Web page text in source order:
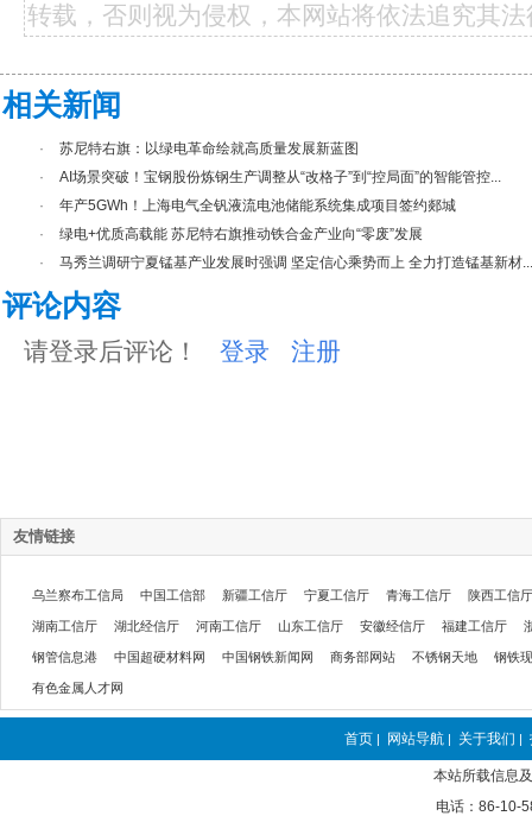
转载，否则视为侵权，本网站将依法追究其
相关新闻
·
苏尼特右旗：以绿电革命绘就高质量发展新蓝图
·
AI场景突破！宝钢股份炼钢生产调整从“改格子”到“控局面”的智能管控...
·
年产5GWh！上海电气全钒液流电池储能系统集成项目签约郯城
·
绿电+优质高载能 苏尼特右旗推动铁合金产业向“零废”发展
·
马秀兰调研宁夏锰基产业发展时强调 坚定信心乘势而上 全力打造锰基新材...
评论内容
请登录后评论！ 登录 注册
友情链接
乌兰察布工信局 中国工信部 新疆工信厅 宁夏工信厅 青海工信厅 陕西工信厅
湖南工信厅 湖北经信厅 河南工信厅 山东工信厅 安徽经信厅 福建工信厅
钢管信息港 中国超硬材料网 中国钢铁新闻网 商务部网站 不锈钢天地 钢铁
有色金属人才网
首页 | 网站导航 | 关于我们 |
本站所载信息
电话：86-10-